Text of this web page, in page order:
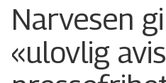
Narvesen
«ulovlig